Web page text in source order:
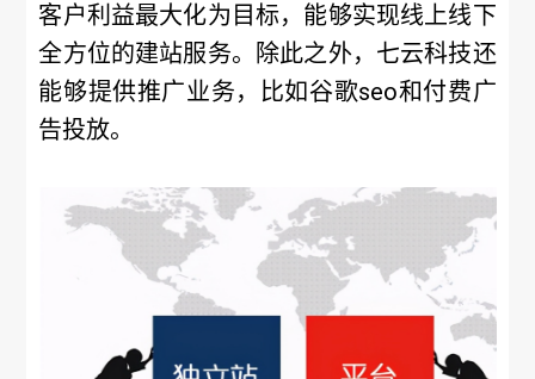
客户利益最大化为目标，能够实现线上线下
全方位的建站服务。除此之外，七云科技还
能够提供推广业务，比如谷歌seo和付费广
告投放。